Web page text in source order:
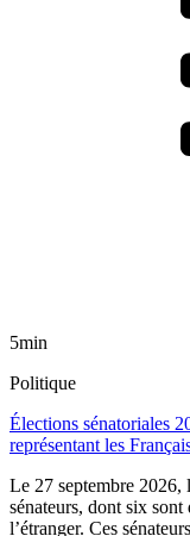
5min
Politique
Élections sénatoriales
représentant les
Le 27 septembre 2026,
sénateurs, dont six sont
l’étranger. Ces